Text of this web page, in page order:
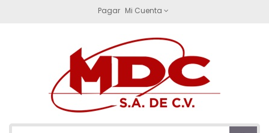
Pagar Mi Cuenta